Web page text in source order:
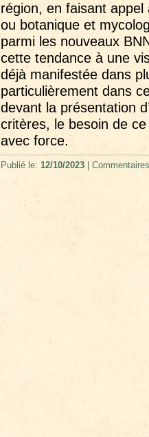
région, en faisant appel
ou botanique et
parmi les nouveaux
cette tendance à une
déjà manifestée dans
particulièrement dans
devant la présentation
critères, le besoin de
avec force.
Publié le: 12/10/2023 |